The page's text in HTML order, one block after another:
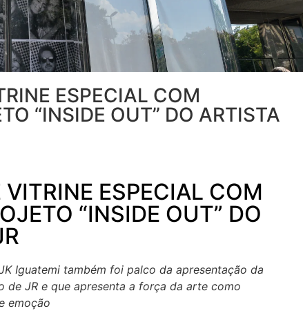
ESPECIAL COM
“INSIDE OUT” DO ARTISTA
ESPECIAL COM
“INSIDE OUT” DO
Iguatemi também foi palco da apresentação da
de JR e que apresenta a força da arte como
emoção